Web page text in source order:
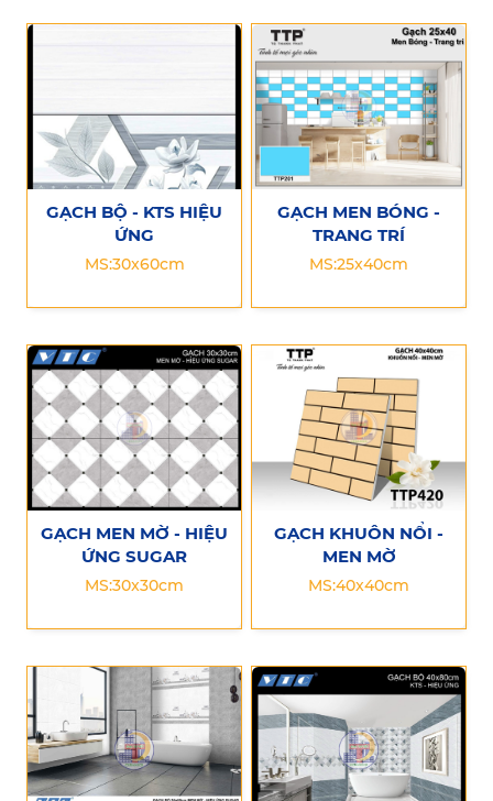
GẠCH BỘ - KTS HIỆU
ỨNG
MS:30x60cm
GẠCH MEN BÓNG -
TRANG TRÍ
MS:25x40cm
GẠCH MEN MỜ - HIỆU
ỨNG SUGAR
MS:30x30cm
GẠCH KHUÔN NỔI -
MEN MỜ
MS:40x40cm